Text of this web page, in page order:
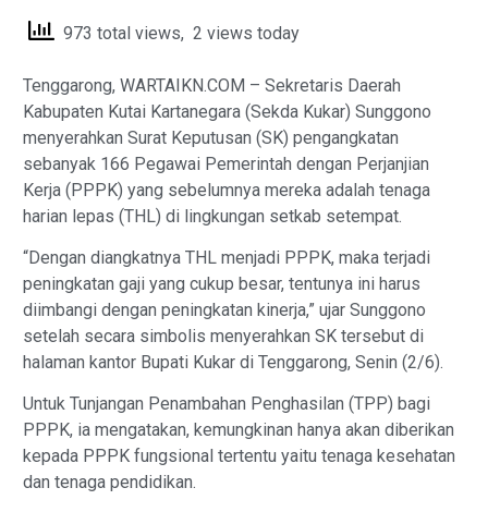
973 total views, 2 views today
Tenggarong, WARTAIKN.COM – Sekretaris Daerah
Kabupaten Kutai Kartanegara (Sekda Kukar) Sunggono
menyerahkan Surat Keputusan (SK) pengangkatan
sebanyak 166 Pegawai Pemerintah dengan Perjanjian
Kerja (PPPK) yang sebelumnya mereka adalah tenaga
harian lepas (THL) di lingkungan setkab setempat.
“Dengan diangkatnya THL menjadi PPPK, maka terjadi
peningkatan gaji yang cukup besar, tentunya ini harus
diimbangi dengan peningkatan kinerja,” ujar Sunggono
setelah secara simbolis menyerahkan SK tersebut di
halaman kantor Bupati Kukar di Tenggarong, Senin (2/6).
Untuk Tunjangan Penambahan Penghasilan (TPP) bagi
PPPK, ia mengatakan, kemungkinan hanya akan diberikan
kepada PPPK fungsional tertentu yaitu tenaga kesehatan
dan tenaga pendidikan.